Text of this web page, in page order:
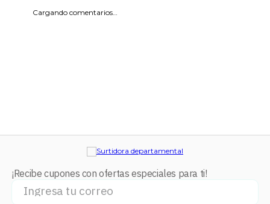
Cargando comentarios…
¡Recibe cupones con ofertas especiales para ti!